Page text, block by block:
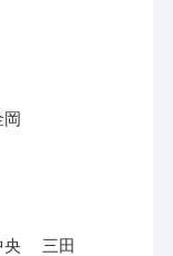
岡
央 三田